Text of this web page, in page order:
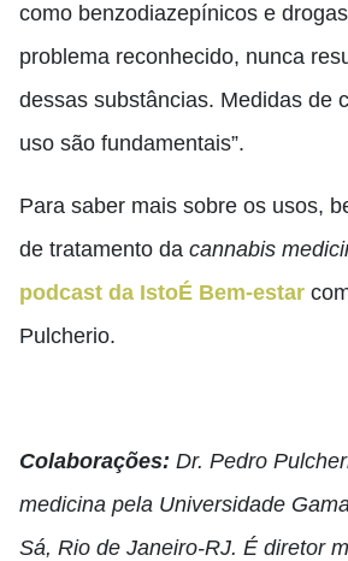
como benzodiazepínicos e
problema reconhecido, nunca
dessas substâncias. Medidas de
uso são fundamentais”.
Para saber mais sobre os usos,
de tratamento da cannabis
podcast da IstoÉ Bem-estar
Pulcherio.
Colaborações: Dr. Pedro
medicina pela Universidade
Sá, Rio de Janeiro-RJ. É diretor